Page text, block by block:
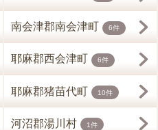
南会津郡南会津町 6件
耶麻郡西会津町 6件
耶麻郡猪苗代町 10件
河沼郡湯川村 1件